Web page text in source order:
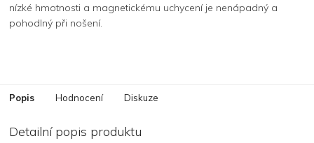
nízké hmotnosti a magnetickému uchycení je nenápadný a
pohodlný při nošení.
Popis Hodnocení Diskuze
Detailní popis produktu